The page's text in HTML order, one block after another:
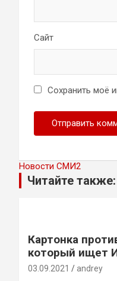
Сайт
Сохранить моё
Новости СМИ2
Читайте также:
Картонка
который ищет
03.09.2021 andrey